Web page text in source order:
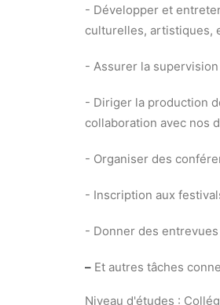
- Développer et
culturelles, artistiques,
- Assurer la
- Diriger la production
collaboration avec nos
- Organiser des
- Inscription aux
- Donner des
– Et autres tâches
Niveau d'études :